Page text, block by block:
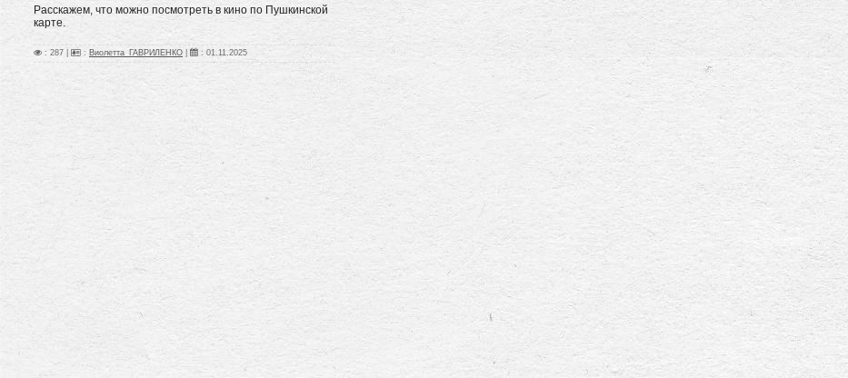
Расскажем, что можно посмотреть в кино по Пушкинской
карте.
: 287 | : Виолетта_ГАВРИЛЕНКО : 01.11.2025